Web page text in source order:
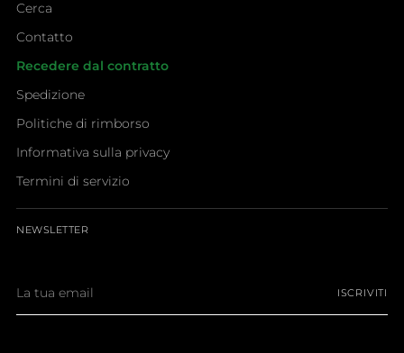
Cerca
Contatto
Recedere dal contratto
Spedizione
Politiche di rimborso
Informativa sulla privacy
Termini di servizio
NEWSLETTER
tua
email
ISCRIVITI